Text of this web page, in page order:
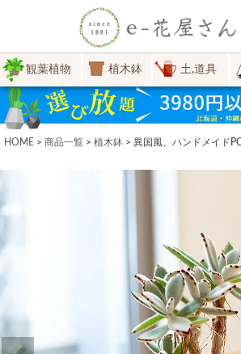
観葉植物 植木鉢 土,道具
HOME 商品一覧 植木鉢 異国風、ハンドメイド